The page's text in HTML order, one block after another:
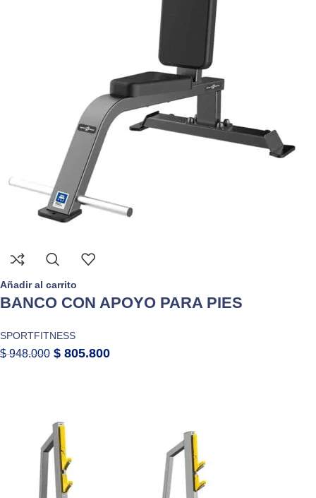
Añadir al carrito
BANCO CON APOYO PARA PIES
SPORTFITNESS
$948.000 $ 805.800